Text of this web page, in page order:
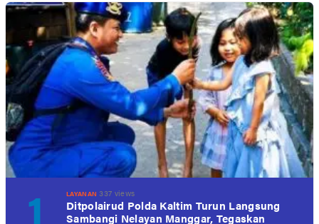
1 LAYANAN 337 views
Ditpolairud Polda Kaltim Turun Langsung
Sambangi Nelayan Manggar, Tegaskan